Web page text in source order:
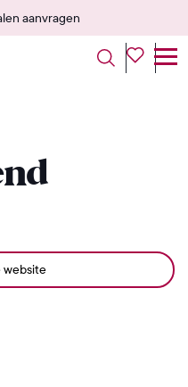
aanvragen
website